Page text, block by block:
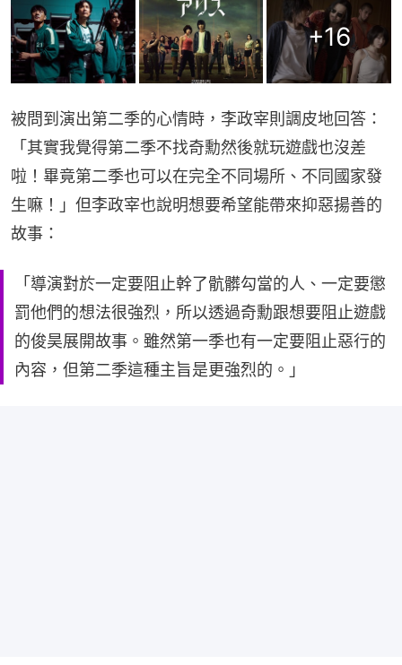
+16
被問到演出第二季的心情時，李政宰則調皮地回答：
「其實我覺得第二季不找奇勳然後就玩遊戲也沒差
啦！畢竟第二季也可以在完全不同場所、不同國家發
生嘛！」但李政宰也說明想要希望能帶來抑惡揚善的
故事：
「導演對於一定要阻止幹了骯髒勾當的人、一定要懲
罰他們的想法很強烈，所以透過奇勳跟想要阻止遊戲
的俊昊展開故事。雖然第一季也有一定要阻止惡行的
內容，但第二季這種主旨是更強烈的。」